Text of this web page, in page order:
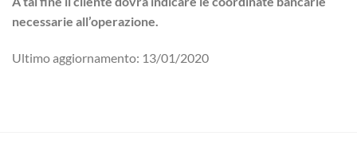
necessarie all’operazione.
Ultimo aggiornamento: 13/01/2020